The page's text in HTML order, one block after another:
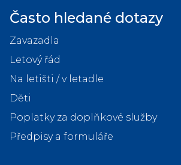
Často hledané dotazy
Zavazadla
Letový řád
Na letišti / v letadle
Děti
Poplatky za doplňkové služby
Předpisy a formuláře